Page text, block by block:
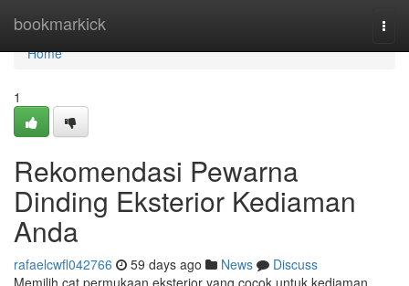
bookmarkick
Home
Home
1
Rekomendasi Pewarna
Dinding Eksterior Kediaman
Anda
rafaelcwfl042766 59 days ago News
Discuss
Memilih cat permukaan eksterior yang cocok untuk kediaman